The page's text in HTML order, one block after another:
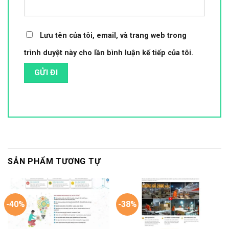
Lưu tên của tôi, email, và trang web trong
trình duyệt này cho lần bình luận kế tiếp của tôi.
SẢN PHẨM TƯƠNG TỰ
-40% -38%